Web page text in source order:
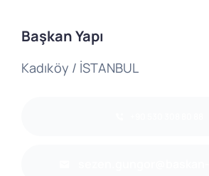
Başkan Yapı
Kadıköy / İSTANBUL